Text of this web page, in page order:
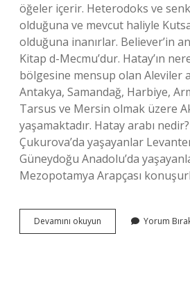
öğeler içerir. Heterodoks ve
olduğuna ve mevcut haliyle
olduğuna inanırlar. Believer’in
Kitap d-Mecmu’dur. Hatay’ın
bölgesine mensup olan Aleviler
Antakya, Samandağ, Harbiye,
Tarsus ve Mersin olmak üzere
yaşamaktadır. Hatay arabı
Çukurova’da yaşayanlar
Güneydoğu Anadolu’da
Mezopotamya Arapçası
Devamını okuyun
Alevilere
Yorum